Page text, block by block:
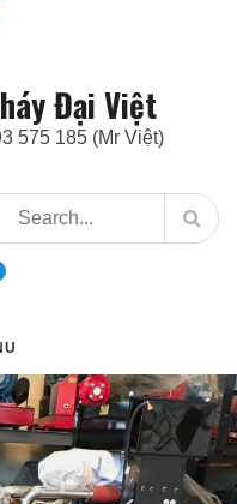
Đại Việt
575 185 (Mr Việt)